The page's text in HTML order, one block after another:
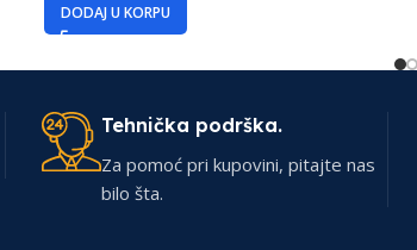
DODAJ U KORPU
Tehnička podrška.
Za pomoć pri kupovini, pitajte nas
bilo šta.